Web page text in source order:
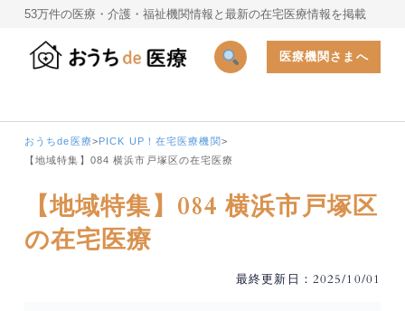
53万件の医療・介護・福祉機関情報と最新の在宅医療情報を掲載
医療機関さまへ
おうちde医療>PICK UP！在宅医療機関>
【地域特集】084 横浜市戸塚区の在宅医療
【地域特集】084 横浜市戸塚区
の在宅医療
最終更新日：2025/10/01